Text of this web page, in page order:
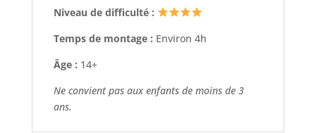
Niveau de difficulté :
Temps de montage : Environ 4h
Âge : 14+
Ne convient pas aux enfants de moins de 3
ans.